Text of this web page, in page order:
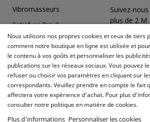
Vibromasseurs
Satisfyer Pro 2
Coffrets Érotiques
Masturbateurs
Meilleures ventes
Suivez-
plus de 2 M
Nous utilisons nos propres cookies et ceux de tiers
comment notre boutique en ligne est utilisée et
le contenu à vos goûts et personnaliser les
publications sur les réseaux sociaux. Vous pouvez
refuser ou choisir vos paramètres en cliquant sur
correspondants. Veuillez prendre en compte le fait
affectera votre expérience d'achat. Pour plus
consulter notre politique en matière de cookies.
Plus d'informations Personnaliser les cookies